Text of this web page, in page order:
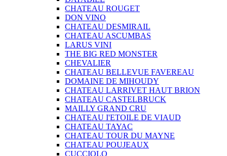
CHATEAU ROUGET
DON VINO
CHATEAU DESMIRAIL
CHATEAU ASCUMBAS
LARUS VINI
THE BIG RED MONSTER
CHEVALIER
CHATEAU BELLEVUE FAVEREAU
DOMAINE DE MIHOUDY
CHATEAU LARRIVET HAUT BRION
CHATEAU CASTELBRUCK
MAILLY GRAND CRU
CHATEAU I'ETOILE DE VIAUD
CHATEAU TAYAC
CHATEAU TOUR DU MAYNE
CHATEAU POUJEAUX
CUCCIOLO